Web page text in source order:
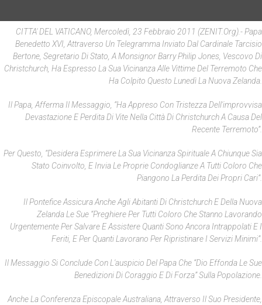
CITTA' DEL VATICANO, Mercoledì, 23 Febbraio 2011 (ZENIT.org).- Papa
Benedetto XVI, Attraverso Un Telegramma Inviato Dal Cardinale Tarcisio
Bertone, Segretario Di Stato, A Monsignor Barry Philip Jones, Vescovo Di
Christchurch, Ha Espresso La Sua Vicinanza Alle Vittime Del Terremoto Che
Ha Colpito Questo Lunedì La Nuova Zelanda.
Il Papa, Afferma Il Messaggio, “ha Appreso Con Tristezza Dell'improvvisa
Devastazione E Perdita Di Vite Nella Città Di Christchurch A Causa Del
Recente Terremoto”.
Per Questo, “desidera Esprimere La Sua Vicinanza Spirituale A Chiunque Sia
Stato Coinvolto, E Invia Le Proprie Condoglianze A Tutti Coloro Che
Piangono La Perdita Dei Propri Cari”.
Il Pontefice Assicura Anche Agli Abitanti Di Christchurch E Della Nuova
Zelanda Le Sue “preghiere Per Tutti Coloro Che Stanno Lavorando
Urgentemente Per Salvare E Assistere Quanti Sono Ancora Intrappolati E I
Feriti, E Per Quanti Lavorano Per Ripristinare I Servizi Minimi”.
Il Messaggio Si Conclude Con L'auspicio Del Papa Che “Dio Effonda Le Sue
Benedizioni Di Coraggio E Di Forza” Sulla Popolazione.
Anche La Conferenza Episcopale Australiana, Attraverso Il Suo Presidente,